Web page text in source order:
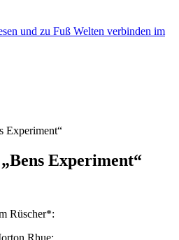
und zu Fuß Welten verbinden im
Experiment“
Experiment“
Rüscher*:
Rhue: